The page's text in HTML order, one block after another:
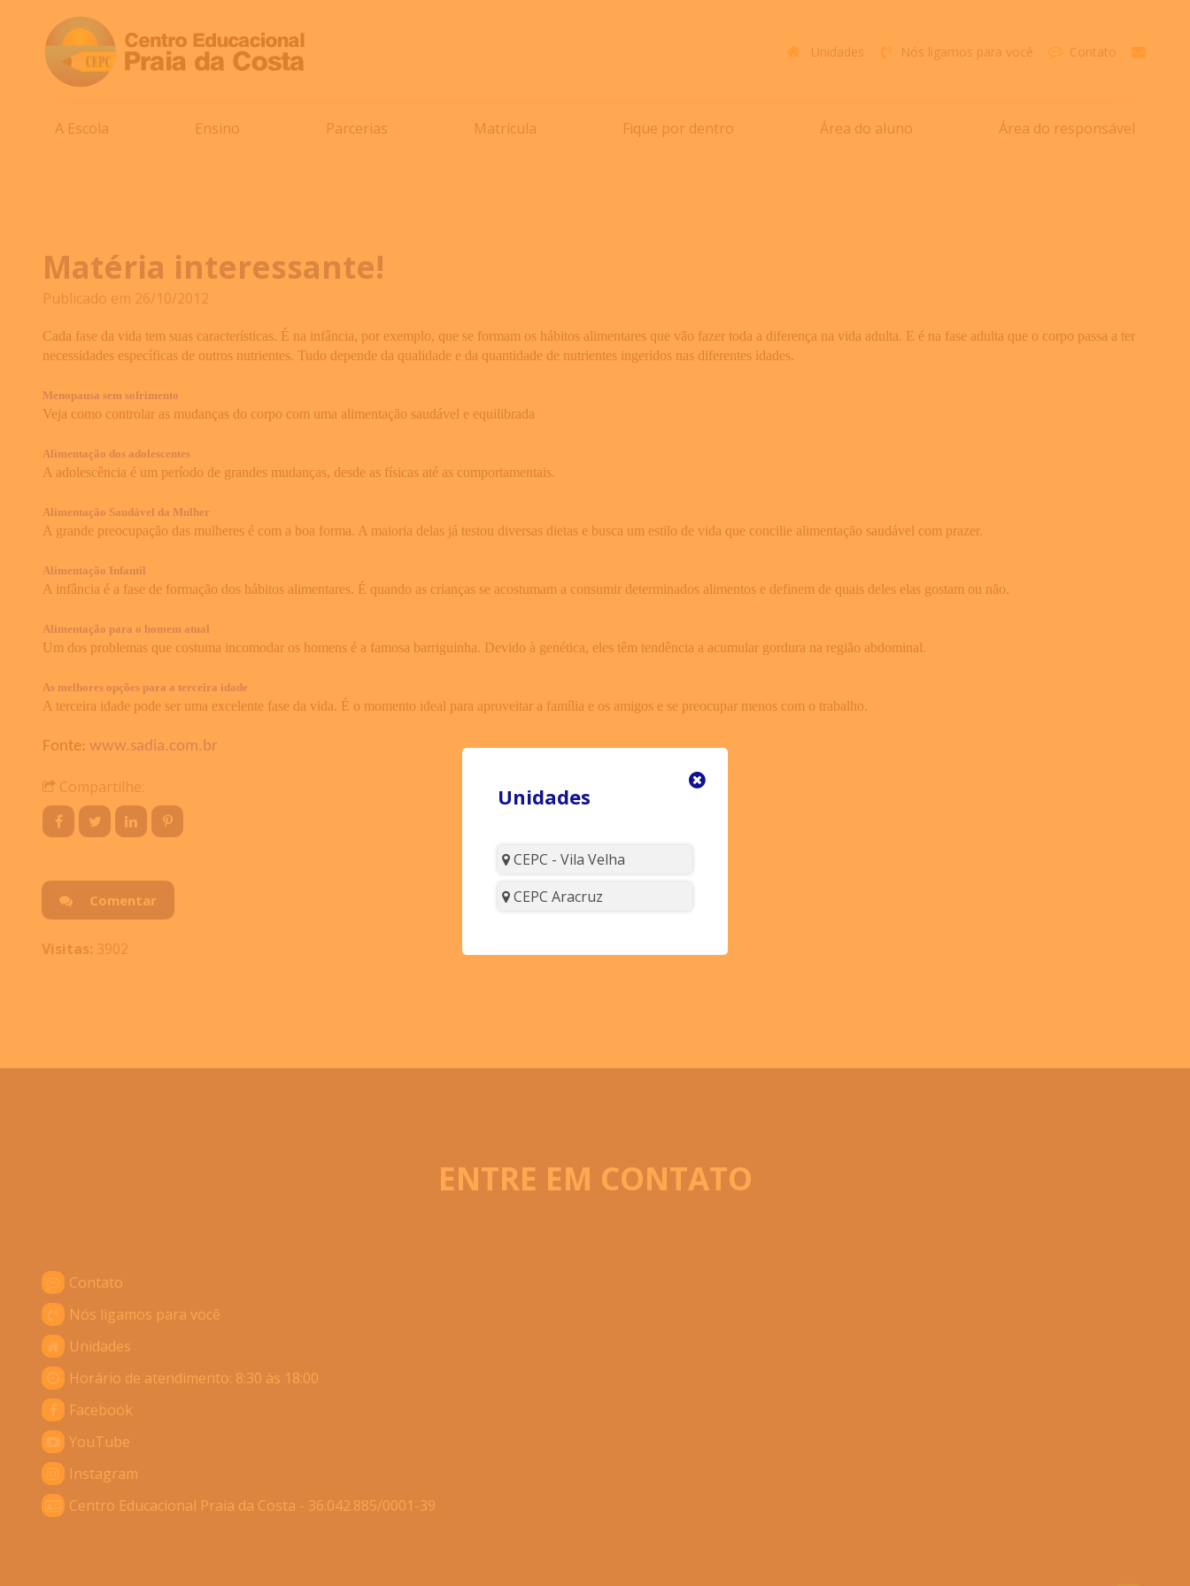
Unidades Nós ligamos para você Contato
A Escola Ensino Parcerias Matrícula Fique por dentro Área do aluno Área do responsável
Matéria interessante!
Publicado em 26/10/2012
Cada fase da vida tem suas características. É na infância, por exemplo, que se formam os hábitos alimentares que vão fazer toda a diferença na vida adulta. E é na fase adulta que o corpo passa a ter
necessidades específicas de outros nutrientes. Tudo depende da qualidade e da quantidade de nutrientes ingeridos nas diferentes idades.
Menopausa sem sofrimento
Veja como controlar as mudanças do corpo com uma alimentação saudável e equilibrada
Alimentação dos adolescentes
A adolescência é um período de grandes mudanças, desde as físicas até as comportamentais.
Alimentação Saudável da Mulher
A grande preocupação das mulheres é com a boa forma. A maioria delas já testou diversas dietas e busca um estilo de vida que concilie alimentação saudável com prazer.
Alimentação Infantil
A infância é a fase de formação dos hábitos alimentares. É quando as crianças se acostumam a consumir determinados alimentos e definem de quais deles elas gostam ou não.
Alimentação para o homem atual
Um dos problemas que costuma incomodar os homens é a famosa barriguinha. Devido à genética, eles têm tendência a acumular gordura na região abdominal.
As melhores opções para a terceira idade
A terceira idade pode ser uma excelente fase da vida. É o momento ideal para aproveitar a família e os amigos e se preocupar menos com o trabalho.
Fonte: www.sadia.com.br
Compartilhe:
Comentar
Visitas: 3902
ENTRE EM CONTATO
Contato
Nós ligamos para você
Unidades
Horário de atendimento: 8:30 às 18:00
Facebook
YouTube
Instagram
Centro Educacional Praia da Costa - 36.042.885/0001-39
Unidades
CEPC - Vila Velha
CEPC Aracruz